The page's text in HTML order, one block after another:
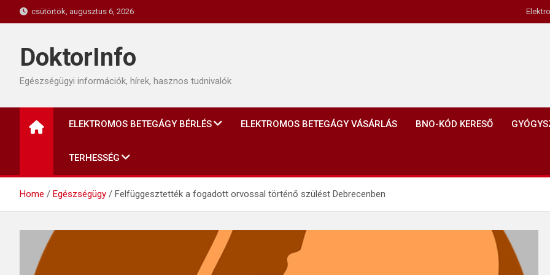
to
csütörtök, augusztus 6, 2026
DoktorInfo
Egészségügyi információk, hírek, hasznos tudnivalók
ELEKTROMOS BETEGÁGY BÉRLÉS ELEKTROMOS BETEGÁGY VÁSÁRLÁS BNO-KÓD KERESŐ
TERHESSÉG
Home Egészségügy Felfüggesztették a fogadott orvossal történő szülést Debrecenben